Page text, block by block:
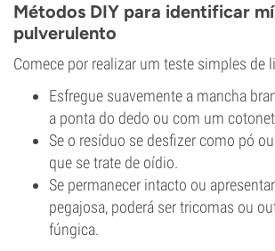
Métodos DIY para identificar
pulverulento
Comece por realizar um teste simples de
Esfregue suavemente a mancha
a ponta do dedo ou com um
Se o resíduo se desfizer como pó
que se trate de oídio.
Se permanecer intacto ou
pegajosa, poderá ser tricomas ou
fúngica.